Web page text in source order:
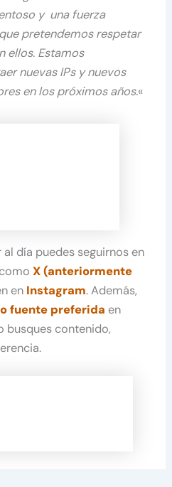
y una fuerza
pretendemos respetar
ellos. Estamos
nuevas IPs y nuevos
en los próximos años.«
día puedes seguirnos en
comoX (anteriormente
en Instagram. Además,
fuente preferida en
busques contenido,